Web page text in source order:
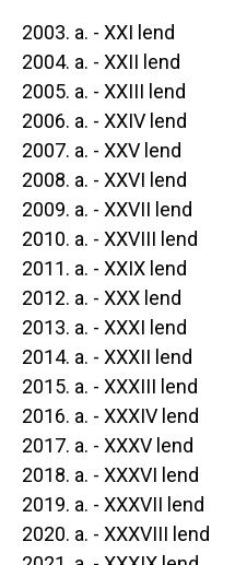
2003. a. - XXI lend
2004. a. - XXII lend
2005. a. - XXIII lend
2006. a. - XXIV lend
2007. a. - XXV lend
2008. a. - XXVI lend
2009. a. - XXVII lend
2010. a. - XXVIII lend
2011. a. - XXIX lend
2012. a. - XXX lend
2013. a. - XXXI lend
2014. a. - XXXII lend
2015. a. - XXXIII lend
2016. a. - XXXIV lend
2017. a. - XXXV lend
2018. a. - XXXVI lend
2019. a. - XXXVII lend
2020. a. - XXXVIII lend